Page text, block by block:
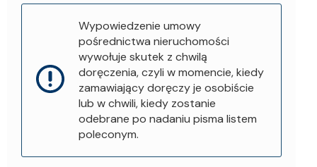
Wypowiedzenie umowy
pośrednictwa nieruchomości
wywołuje skutek z chwilą
doręczenia, czyli w momencie, kiedy
zamawiający doręczy je osobiście
lub w chwili, kiedy zostanie
odebrane po nadaniu pisma listem
poleconym.